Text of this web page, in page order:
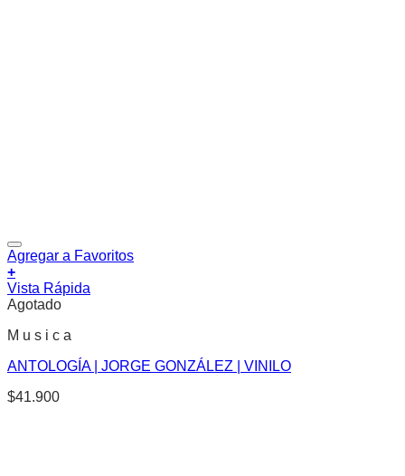
Agregar a Favoritos
+
Vista Rápida
Agotado
M u s i c a
ANTOLOGÍA | JORGE GONZÁLEZ | VINILO
$41.900